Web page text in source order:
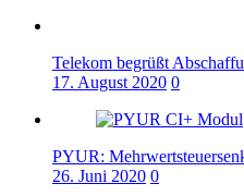
Telekom begrüßt
17. August 2020 0
PYUR:
26. Juni 2020 0